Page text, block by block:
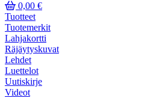
0,00 €
Tuotteet
Tuotemerkit
Lahjakortti
Räjäytyskuvat
Lehdet
Luettelot
Uutiskirje
Videot